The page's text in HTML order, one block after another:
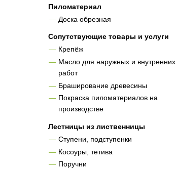
Пиломатериал
Доска обрезная
Сопутствующие товары и услуги
Крепёж
Масло для наружных и внутренних
работ
Браширование древесины
Покраска пиломатериалов на
производстве
Лестницы из лиственницы
Ступени, подступенки
Косоуры, тетива
Поручни